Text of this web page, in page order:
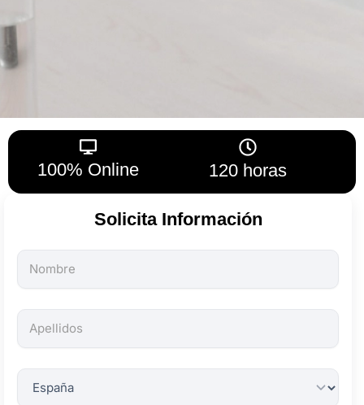
100% Online 120 horas
Solicita Información
Todos
los
son
obligatorios.